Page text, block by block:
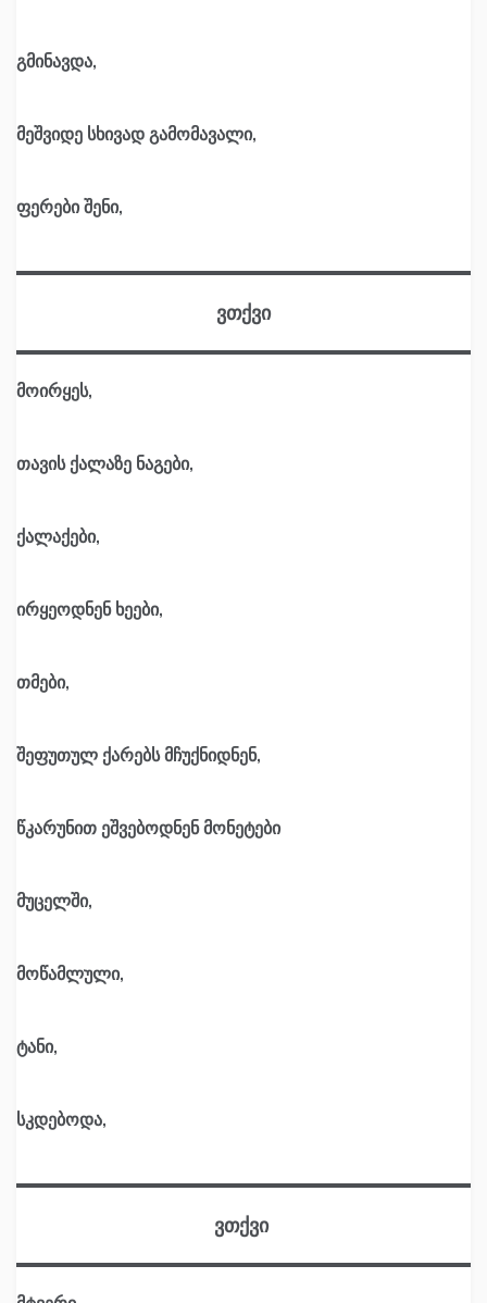
გმინავდა,
მეშვიდე სხივად გამომავალი,
ფერები შენი,
ვთქვი
მოირყეს,
თავის ქალაზე ნაგები,
ქალაქები,
ირყეოდნენ ხეები,
თმები,
შეფუთულ ქარებს მჩუქნიდნენ,
წკარუნით ეშვებოდნენ მონეტები
მუცელში,
მოწამლული,
ტანი,
სკდებოდა,
ვთქვი